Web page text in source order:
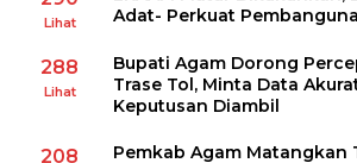
Lihat
Adat- Perkuat
288
Lihat
Bupati Agam Dorong
Trase Tol, Minta Data
Keputusan Diambil
208
Pemkab Agam Matangkan